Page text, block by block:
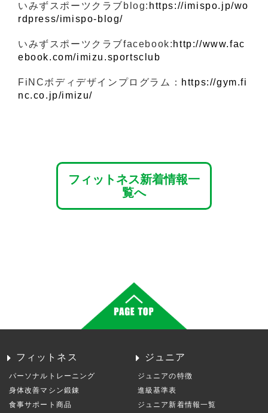
いみずスポーツクラブblog: https://imispo.jp/wo
rdpress/imispo-blog/
いみずスポーツクラブfacebook: http://www.fac
ebook.com/imizu.sportsclub
FiNCボディデザインプログラム： https://gym.fi
nc.co.jp/imizu/
フィットネス新着情報一
覧へ
フィットネス
パーソナルトレーニング
身体改善マシン鍛錬
食事サポート商品
ジュニア
ジュニアの特徴
進級基準表
ジュニア新着情報一覧